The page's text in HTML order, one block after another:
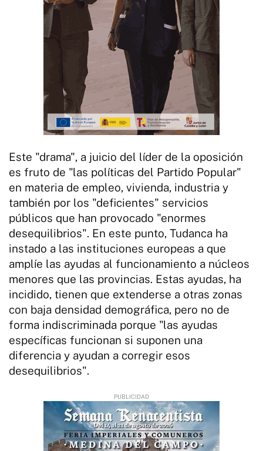
Este "drama", a juicio del líder de la oposición
es fruto de "las políticas del Partido Popular"
en materia de empleo, vivienda, industria y
también por los "deficientes" servicios
públicos que han provocado "enormes
desequilibrios". En este punto, Tudanca ha
instado a las instituciones europeas a que
amplíe las ayudas al funcionamiento a núcleos
menores que las provincias. Estas ayudas, ha
incidido, tienen que extenderse a otras zonas
con baja densidad demográfica, pero no de
forma indiscriminada porque "las ayudas
específicas funcionan si suponen una
diferencia y ayudan a corregir esos
desequilibrios".